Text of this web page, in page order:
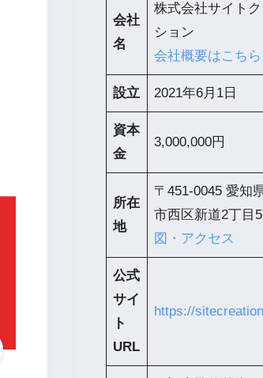
会社
名
株式会社サイト
ション
会社概要はこちら
設立 2021年6月1日
資本
金
3,000,000円
所在
地
〒451-0045 愛知
市西区新道2丁目
図・アクセス
公式
サイ
ト
URL
https://